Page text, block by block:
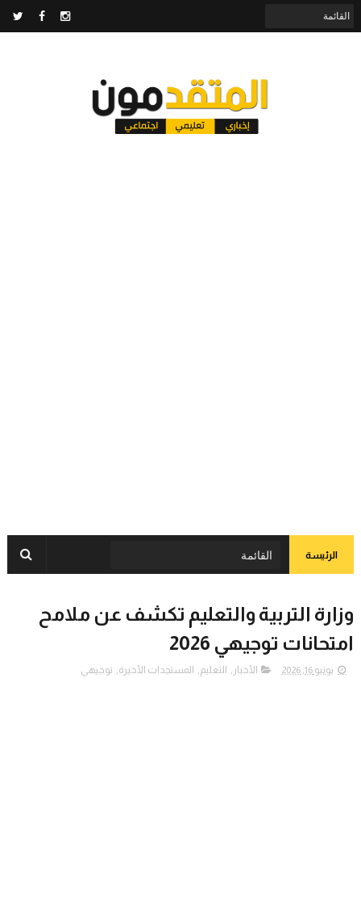
الرئيسة
وزارة التربية والتعليم تكشف عن ملامح
امتحانات توجيهي 2026
يونيو 16, 2026 الأخبار , التعليم, المستجدات الأخيرة, توجيهي